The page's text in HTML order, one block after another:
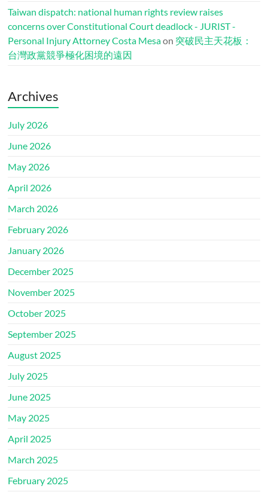
Taiwan dispatch: national human rights review raises
concerns over Constitutional Court deadlock - JURIST -
Personal Injury Attorney Costa Mesaon 突破民主天花板：
台灣政黨競爭極化困境的遠因
Archives
July 2026
June 2026
May 2026
April 2026
March 2026
February 2026
January 2026
December 2025
November 2025
October 2025
September 2025
August 2025
July 2025
June 2025
May 2025
April 2025
March 2025
February 2025